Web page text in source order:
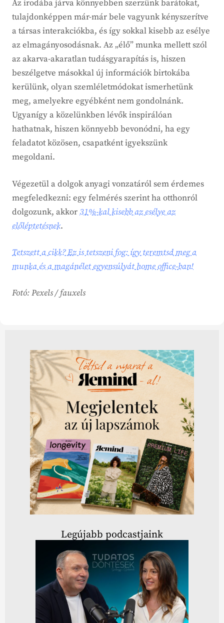
Az irodába járva könnyebben szerzünk barátokat,
tulajdonképpen már-már bele vagyunk kényszerítve
a társas interakciókba, és így sokkal kisebb az esélye
az elmagányosodásnak. Az „élő” munka mellett szól
az akarva-akaratlan tudásgyarapítás is, hiszen
beszélgetve másokkal új információk birtokába
kerülünk, olyan szemléletmódokat ismerhetünk
meg, amelyekre egyébként nem gondolnánk.
Ugyanígy a közelünkben lévők inspirálóan
hathatnak, hiszen könnyebb bevonódni, ha egy
feladatot közösen, csapatként igyekszünk
megoldani.
Végezetül a dolgok anyagi vonzatáról sem érdemes
megfeledkezni: egy felmérés szerint ha otthonról
dolgozunk, akkor31%-kal kisebb az esélye az
előléptetésnek.
Tetszett a cikk? Ez is tetszeni fog: így teremtsd meg a
munka és a magánélet egyensúlyát home office-ban!
Fotó: Pexels / fauxels
Legújabb podcastjaink